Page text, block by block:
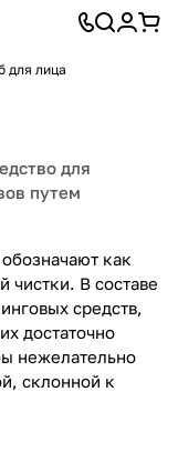
для лица
для
путем
как
чистки. В составе
средств,
достаточно
нежелательно
склонной к